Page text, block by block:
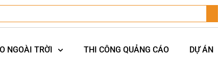
NGOÀI TRỜI THI CÔNG QUẢNG CÁO DỰ ÁN